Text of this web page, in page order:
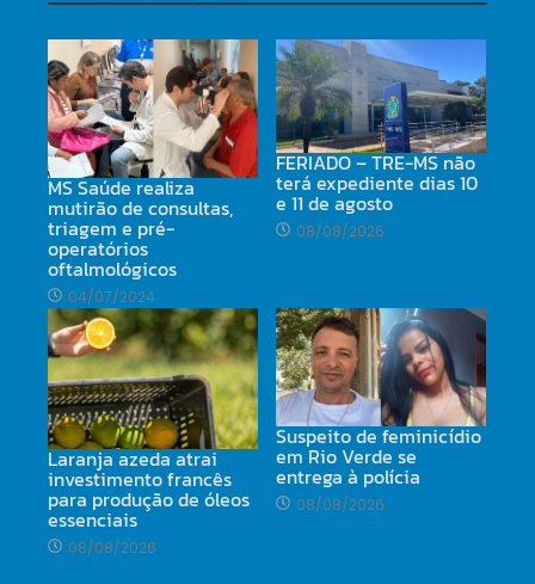
MS Saúde realiza
mutirão de consultas,
triagem e pré-
operatórios
oftalmológicos
04/07/2024
FERIADO – TRE-MS não
terá expediente dias 10
e 11 de agosto
08/08/2026
Laranja azeda atrai
investimento francês
para produção de óleos
essenciais
08/08/2026
Suspeito de feminicídio
em Rio Verde se
entrega à polícia
08/08/2026